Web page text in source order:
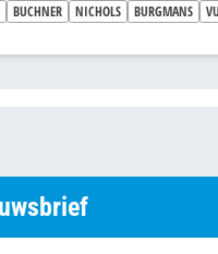
BUCHNER NICHOLS BURGMANS